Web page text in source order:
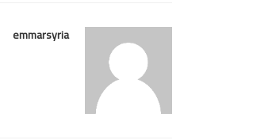
emmarsyria